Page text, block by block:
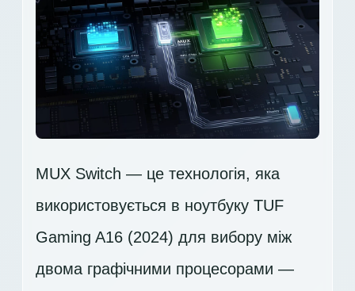
MUX Switch — це технологія, яка
використовується в ноутбуку TUF
Gaming A16 (2024) для вибору між
двома графічними процесорами —